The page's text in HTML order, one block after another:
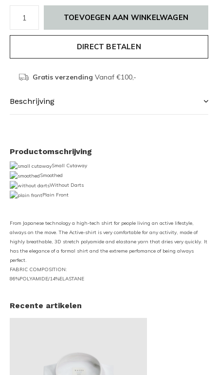
TOEVOEGEN AAN WINKELWAGEN
DIRECT BETALEN
Gratis verzending Vanaf €100,-
Beschrijving
Productomschrijving
Small Cutaway
Smoothed
Without Darts
Plain Front
From Japanese technology a high-tech shirt for people living an active lifestyle,
always on the move. The Active-shirt is very comfortable for any activity, made of
highly breathable, 3D stretch polyamide and elastane yarn that dries very quickly. It
has the elegance of a formal shirt and the extreme perfomance of being always
perfect.
FABRIC COMPOSITION:
86%POLYAMIDE/14%ELASTANE
Recente artikelen